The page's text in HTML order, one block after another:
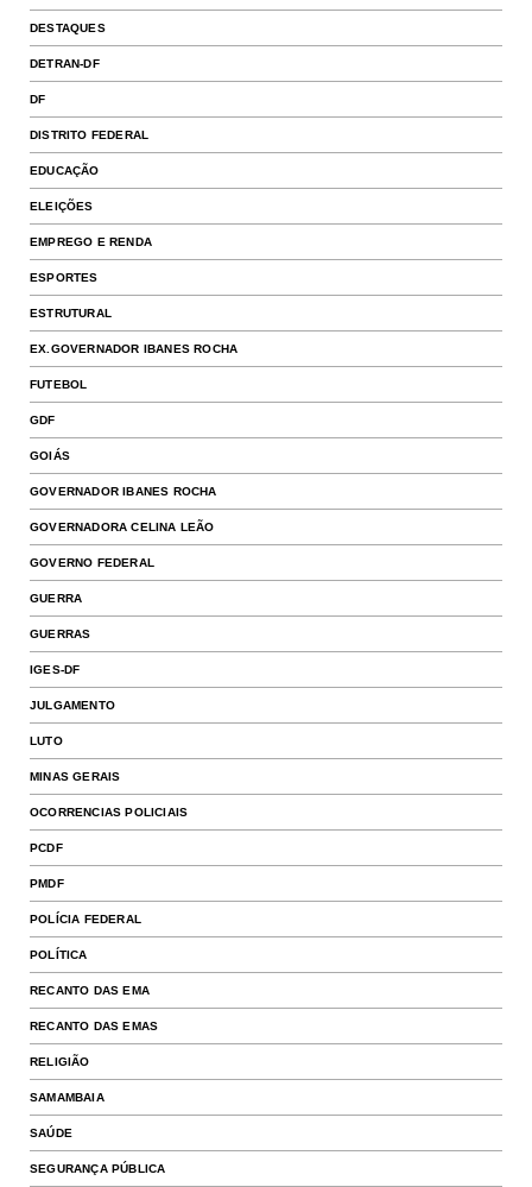
DESTAQUES
DETRAN-DF
DF
DISTRITO FEDERAL
EDUCAÇÃO
ELEIÇÕES
EMPREGO E RENDA
ESPORTES
ESTRUTURAL
EX.GOVERNADOR IBANES ROCHA
FUTEBOL
GDF
GOIÁS
GOVERNADOR IBANES ROCHA
GOVERNADORA CELINA LEÃO
GOVERNO FEDERAL
GUERRA
GUERRAS
IGES-DF
JULGAMENTO
LUTO
MINAS GERAIS
OCORRENCIAS POLICIAIS
PCDF
PMDF
POLÍCIA FEDERAL
POLÍTICA
RECANTO DAS EMA
RECANTO DAS EMAS
RELIGIÃO
SAMAMBAIA
SAÚDE
SEGURANÇA PÚBLICA